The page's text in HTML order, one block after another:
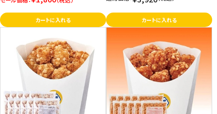
カートに入れる カートに入れる